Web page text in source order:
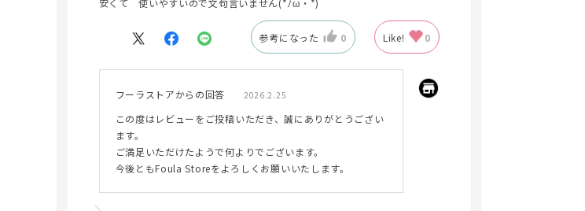
安くて 使いやすいので文句言いません(*ﾉω・*)
参考になった 0 Like! 0
フーラストアからの回答 2026.2.25
この度はレビューをご投稿いただき、誠にありがとうござい
ます。
ご満足いただけたようで何よりでございます。
今後ともFoula Storeをよろしくお願いいたします。